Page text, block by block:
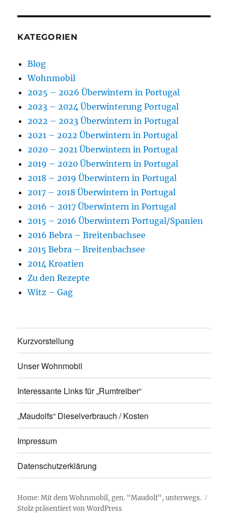
KATEGORIEN
Blog
Wohnmobil
2025 – 2026 Überwintern in Portugal
2023 – 2024 Überwinterung Portugal
2022 – 2023 Überwintern in Portugal
2021 – 2022 Überwintern in Portugal
2020 – 2021 Überwintern in Portugal
2019 – 2020 Überwintern in Portugal
2018 – 2019 Überwintern in Portugal
2017 – 2018 Überwintern in Portugal
2016 – 2017 Überwintern in Portugal
2015 – 2016 Überwintern Portugal/Spanien
2016 Bebra – Breitenbachsee
2015 Bebra – Breitenbachsee
2014 Kroatien
Zu den Rezepte
Witz – Gag
Kurzvorstellung
Unser Wohnmobil
Interessante Links für „Rumtreiber“
„Maudolfs“ Dieselverbrauch / Kosten
Impressum
Datenschutzerklärung
Home: Mit dem Wohnmobil, gen. "Maudolf", unterwegs.
Stolz präsentiert von WordPress